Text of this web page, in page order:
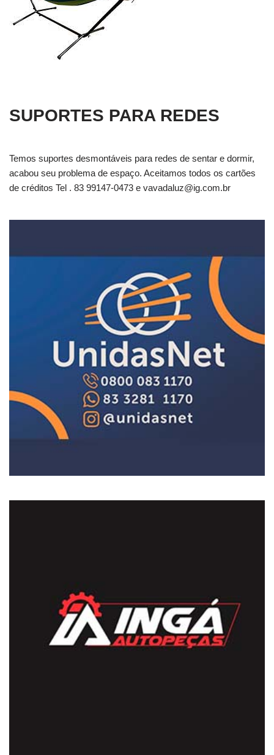
SUPORTES PARA REDES
Temos suportes desmontáveis para redes de sentar e dormir,
acabou seu problema de espaço. Aceitamos todos os cartões
de créditos Tel . 83 99147-0473 e vavadaluz@ig.com.br